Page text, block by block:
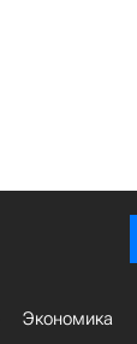
Экономика